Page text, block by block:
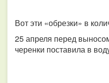
Вот эти «обрезки» в
25 апреля перед
черенки поставила в